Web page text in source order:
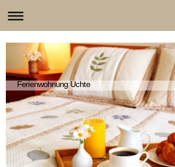
Ferienwohnung Uchte